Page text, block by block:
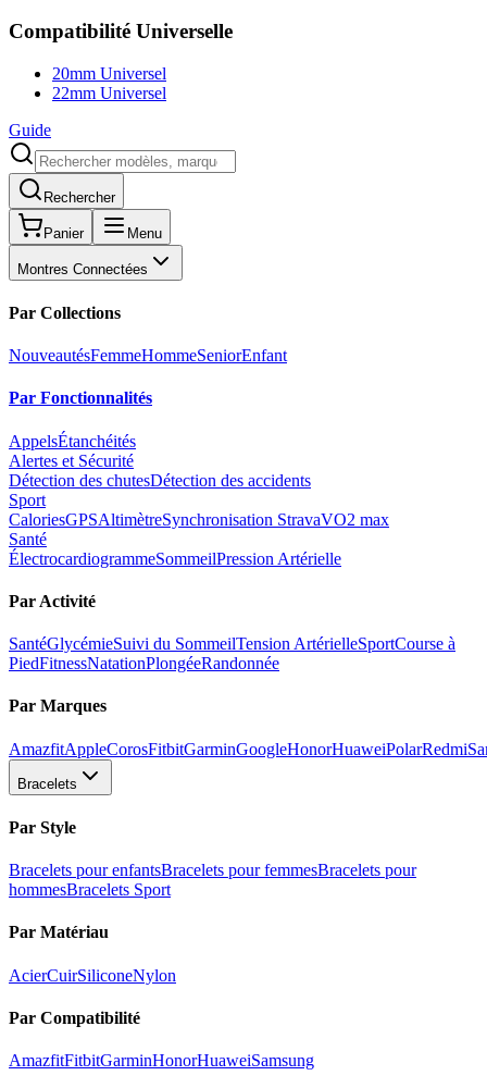
Compatibilité Universelle
20mm Universel
22mm Universel
Guide
Rechercher
Panier Menu
Montres Connectées
Par Collections
NouveautésFemmeHommeSeniorEnfant
Par Fonctionnalités
AppelsÉtanchéités
Alertes et Sécurité
Détection des chutesDétection des accidents
Sport
CaloriesGPSAltimètreSynchronisation StravaVO2 max
Santé
ÉlectrocardiogrammeSommeilPression Artérielle
Par Activité
SantéGlycémieSuivi du SommeilTension ArtérielleSportCourse à
PiedFitnessNatationPlongéeRandonnée
Par Marques
AmazfitAppleCorosFitbitGarminGoogleHonorHuaweiPolarRedmi
Bracelets
Par Style
Bracelets pour enfantsBracelets pour femmesBracelets pour
hommesBracelets Sport
Par Matériau
AcierCuirSiliconeNylon
Par Compatibilité
AmazfitFitbitGarminHonorHuaweiSamsung